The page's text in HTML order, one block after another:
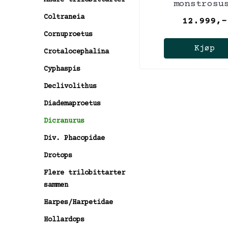
Coltraneia
Cornuproetus
Crotalocephalina
Cyphaspis
Declivolithus
Diademaproetus
Dicranurus
Div. Phacopidae
Drotops
Flere trilobittarter
sammen
Harpes/Harpetidae
Hollardops
12.999,-
Kjøp